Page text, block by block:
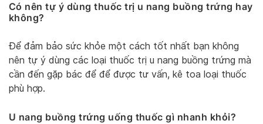
Có nên tự ý dùng thuốc trị u nang buồng trứng hay
không?
Để đảm bảo sức khỏe một cách tốt nhất bạn không
nên tự ý dùng các loại thuốc trị u nang buồng trứng mà
cần đến gặp bác để để được tư vấn, kê toa loại thuốc
phù hợp.
U nang buồng trứng uống thuốc gì nhanh khỏi?